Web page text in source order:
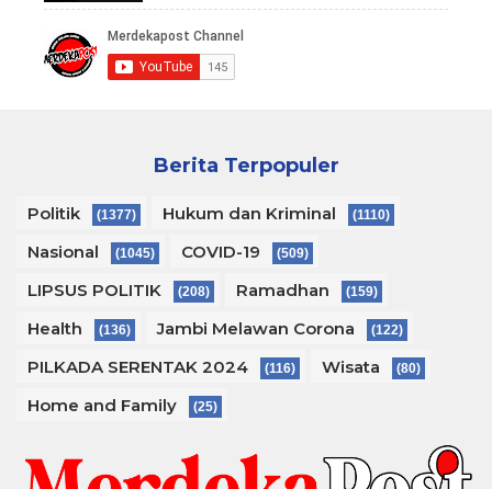
Berita Terpopuler
Politik (1377) Hukum dan Kriminal (1110)
Nasional (1045) COVID-19 (509)
LIPSUS POLITIK (208) Ramadhan (159)
Health (136) Jambi Melawan Corona (122)
PILKADA SERENTAK 2024 (116) Wisata (80)
Home and Family (25)